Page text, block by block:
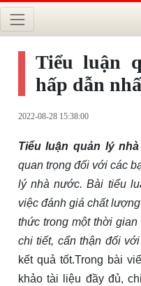
Tiểu luận
hấp dẫn
2022-08-28 15:38:00
Tiểu luận quản lý
quan trọng đối với các
lý nhà nước. Bài tiểu
việc đánh giá chất
thức trong một thời
chi tiết, cẩn thận đối
kết quả tốt.Trong bài
khảo tài liệu đầy đủ,